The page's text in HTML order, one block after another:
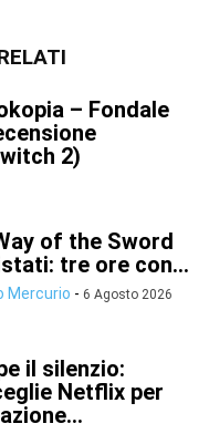
– Fondale
2)
of the Sword
tre ore con...
Mercurio - 6 Agosto 2026
il silenzio:
Netflix per